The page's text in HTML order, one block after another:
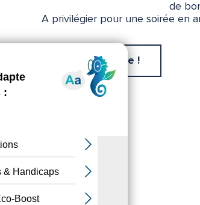
de
A privilégier pour une soirée en
Ça m'intéresse !